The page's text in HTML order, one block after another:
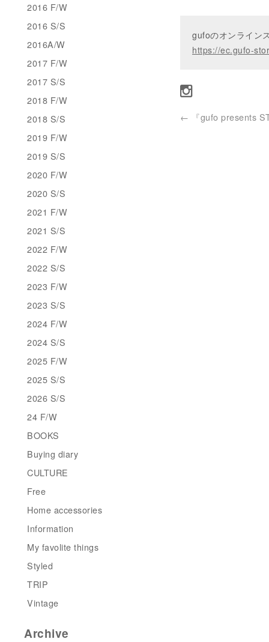
gufoのオンライン
https://ec.gufo-
← 『gufo presents
2016 F/W
2016 S/S
2016A/W
2017 F/W
2017 S/S
2018 F/W
2018 S/S
2019 F/W
2019 S/S
2020 F/W
2020 S/S
2021 F/W
2021 S/S
2022 F/W
2022 S/S
2023 F/W
2023 S/S
2024 F/W
2024 S/S
2025 F/W
2025 S/S
2026 S/S
24 F/W
BOOKS
Buying diary
CULTURE
Free
Home accessories
Information
My favolite things
Styled
TRIP
Vintage
Archive